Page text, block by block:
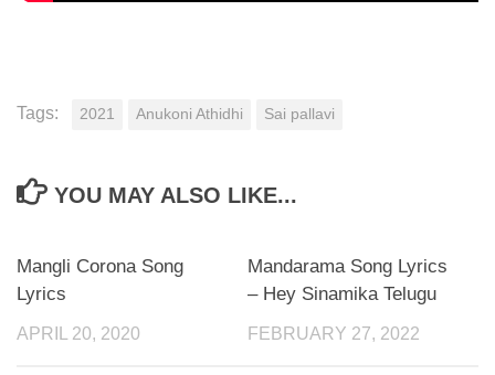
Tags: 2021 Anukoni Athidhi Sai pallavi
YOU MAY ALSO LIKE...
Mangli Corona Song
Lyrics
APRIL 20, 2020
Mandarama Song Lyrics
– Hey Sinamika Telugu
FEBRUARY 27, 2022